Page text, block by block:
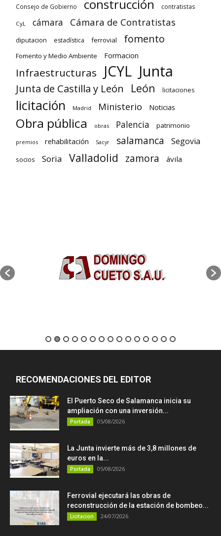
Consejo de Gobierno construcción contratistas
CyL cámara Cámara de Contratistas
diputacion estadística ferrovial fomento
Fomento y Medio Ambiente Formacion
Infraestructuras JCYL Junta
Junta de Castilla y León León licitaciones
licitación Madrid Ministerio Noticias
Obra pública obras Palencia patrimonio
premios rehabilitación Sacyr salamanca Segovia
socios Soria Valladolid zamora ávila
RECOMENDACIONES DEL EDITOR
El Puerto Seco de Salamanca inicia su
ampliación con una inversión...
Portada 05/08/2026
La Junta invierte más de 3,8 millones de
euros en la...
Portada 05/08/2026
Ferrovial ejecutará las obras de
reconstrucción de la estación de bombeo...
Licitacion 24/07/2026